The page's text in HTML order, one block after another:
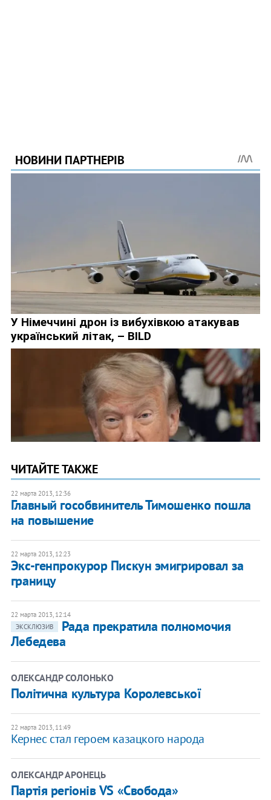
ЧИТАЙТЕ ТАКЖЕ
22 марта 2013, 12:36
Главный гособвинитель Тимошенко пошла
на повышение
22 марта 2013, 12:23
Экс-генпрокурор Пискун эмигрировал за
границу
22 марта 2013, 12:14
ЭКСКЛЮЗИВ
Рада прекратила полномочия
Лебедева
ОЛЕКСАНДР СОЛОНЬКО
Політична культура Королевської
22 марта 2013, 11:49
Кернес стал героем казацкого народа
ОЛЕКСАНДР АРОНЕЦЬ
Партія регіонів VS «Свобода»